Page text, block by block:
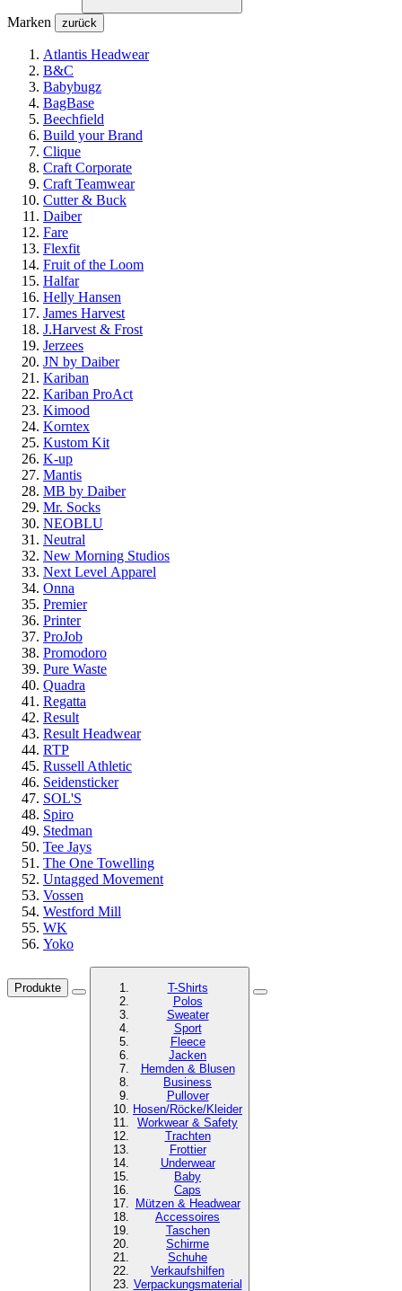
Marken zurück
Atlantis Headwear
B&C
Babybugz
BagBase
Beechfield
Build your Brand
Clique
Craft Corporate
Craft Teamwear
Cutter & Buck
Daiber
Fare
Flexfit
Fruit of the Loom
Halfar
Helly Hansen
James Harvest
J.Harvest & Frost
Jerzees
JN by Daiber
Kariban
Kariban ProAct
Kimood
Korntex
Kustom Kit
K-up
Mantis
MB by Daiber
Mr. Socks
NEOBLU
Neutral
New Morning Studios
Next Level Apparel
Onna
Premier
Printer
ProJob
Promodoro
Pure Waste
Quadra
Regatta
Result
Result Headwear
RTP
Russell Athletic
Seidensticker
SOL'S
Spiro
Stedman
Tee Jays
The One Towelling
Untagged Movement
Vossen
Westford Mill
WK
Yoko
Produkte
T-Shirts
Polos
Sweater
Sport
Fleece
Jacken
Hemden & Blusen
Business
Pullover
Hosen/Röcke/Kleider
Workwear & Safety
Trachten
Frottier
Underwear
Baby
Caps
Mützen & Headwear
Accessoires
Taschen
Schirme
Schuhe
Verkaufshilfen
Verpackungsmaterial